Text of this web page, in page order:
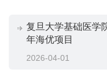
复旦大学基础医学
年海优项目
2026-04-01